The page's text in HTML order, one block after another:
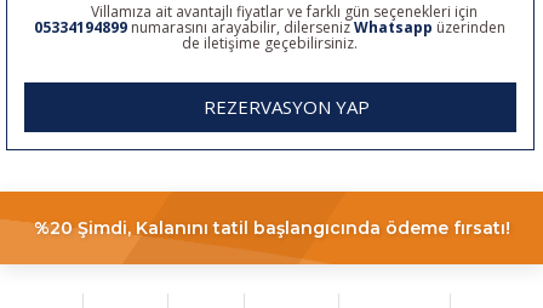
Villamıza ait avantajlı fiyatlar ve farklı gün seçenekleri için
05334194899 numarasını arayabilir, dilersenizWhatsapp üzerinden
de iletişime geçebilirsiniz.
REZERVASYON YAP
%20 Şimdi, Kalanını tatil başlangıcında ödeme fırsatı!